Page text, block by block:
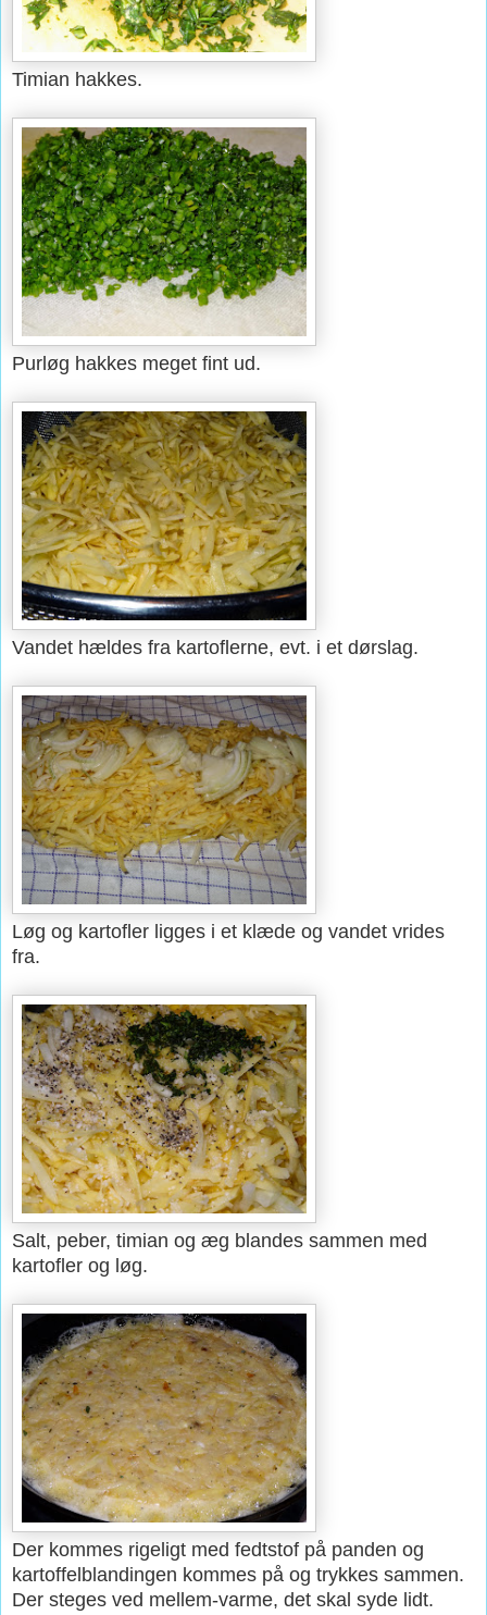
Timian hakkes.
Purløg hakkes meget fint ud.
Vandet hældes fra kartoflerne, evt. i et dørslag.
Løg og kartofler ligges i et klæde og vandet vrides
fra.
Salt, peber, timian og æg blandes sammen med
kartofler og løg.
Der kommes rigeligt med fedtstof på panden og
kartoffelblandingen kommes på og trykkes sammen.
Der steges ved mellem-varme, det skal syde lidt.